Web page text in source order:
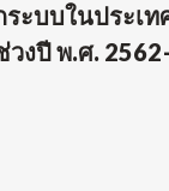
ะบบในประเท
งปี พ.ศ.